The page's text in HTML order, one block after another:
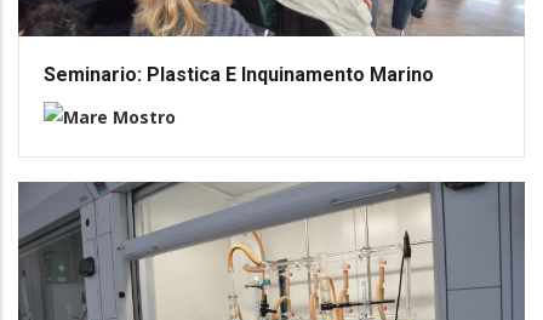
Seminario: Plastica E Inquinamento Marino